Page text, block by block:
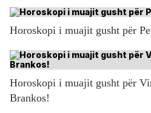
Horoskopi i muajit gusht për
Horoskopi i muajit gusht për
Brankos!